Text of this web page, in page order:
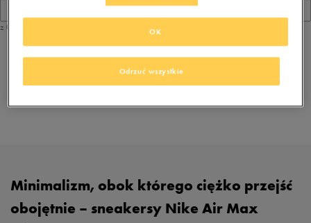
z 0
z1
Minimalizm, obok którego ciężko przejść
obojętnie – sneakersy Nike Air Max
Odrzuć wszystkie
OK